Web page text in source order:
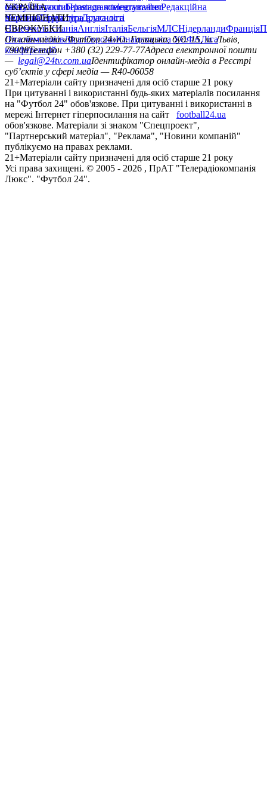
сайтуКонтактиПравила коментуванняРедакційна
політикаСтруктура власності
facebookxyoutubeinstagramtelegramviber
УКРАЇНА
УкраїнаПерша лігаДруга ліга
ЧЕМПІОНАТИ
НімеччинаІспаніяАнгліяІталіяБельгіяМЛСНідерландиФранція
ЄВРОКУБКИ
Ліга чемпіонівЛіга ЄвропиЮнацька ліга УЄФАЛіга
конференцій
Онлайн-медіа «Футбол 24»пл. Галицька, буд. 15, м. Львів,
79008Телефон +380 (32) 229-77-77Адреса електронної пошти
— legal@24tv.com.uaІдентифікатор онлайн-медіа в Реєстрі
суб’єктів у сфері медіа — R40-06058
21+Матеріали сайту призначені для осіб старше 21 року
При цитуванні і використанні будь-яких матеріалів посилання
на "Футбол 24" обов'язкове. При цитуванні і використанні в
мережі Інтернет гіперпосилання на сайт
football24.ua
обов'язкове. Матеріали зі знаком "Спецпроект",
"Партнерський матеріал", "Реклама", "Новини компаній"
публікуємо на правах реклами.
21+Матеріали сайту призначені для осіб старше 21 року
Усi права захищенi. © 2005 - 2026 , ПрАТ "Телерадіокомпанія
Люкс". "Футбол 24".